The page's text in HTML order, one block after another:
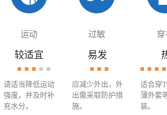
运动 过敏 穿
较适宜
请适当降低运动
强度，并及时补
充水分。
易发
应减少外出，外
出需采取防护措
施。
适合穿
薄外套
装。